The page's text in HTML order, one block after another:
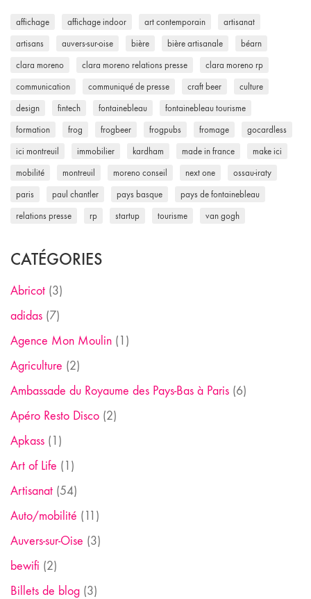
affichage affichage indoor art contemporain artisanat
artisans auvers-sur-oise bière bière artisanale béarn
clara moreno clara moreno relations presse clara moreno rp
communication communiqué de presse craft beer culture
design fintech fontainebleau fontainebleau tourisme
formation frog frogbeer frogpubs fromage gocardless
ici montreuil immobilier kardham made in france make ici
mobilité montreuil moreno conseil next one ossau-iraty
paris paul chantler pays basque pays de fontainebleau
relations presse rp startup tourisme van gogh
CATÉGORIES
Abricot (3)
adidas (7)
Agence Mon Moulin (1)
Agriculture (2)
Ambassade du Royaume des Pays-Bas à Paris (6)
Apéro Resto Disco (2)
Apkass (1)
Art of Life (1)
Artisanat (54)
Auto/mobilité (11)
Auvers-sur-Oise (3)
bewifi (2)
Billets de blog (3)